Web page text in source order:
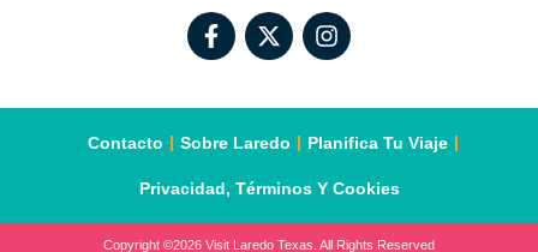
Contacto Sobre Laredo Planifica Tu Viaje
Privacidad, Términos Y Cookies
Copyright ©2026 Visit Laredo Texas. All Rights Reserved